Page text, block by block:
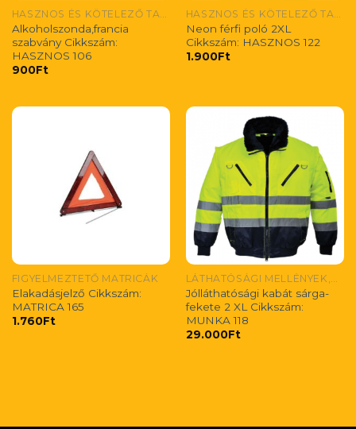
HASZNOS ÉS KÖTELEZŐ TARTOZÉKOK/ NÜTZLICHES UND OBLIGATORISDUS ZUBEHÖR/ USEFUL AND MONDATORY ACCESORIES
Alkoholszonda,francia
szabvány Cikkszám:
HASZNOS 106
900Ft
HASZNOS ÉS KÖTELEZŐ TARTOZÉKOK/ NÜTZLICHES UND OBLIGATORISDUS ZUBEHÖR/ USEFUL AND MONDATORY ACCESORIES
Neon férfi poló 2XL
Cikkszám: HASZNOS 122
1.900Ft
FIGYELMEZTETŐ MATRICÁK
Elakadásjelző Cikkszám:
MATRICA 165
1.760Ft
Jólláthatósági kabát sárga-
fekete 2 XL Cikkszám:
MUNKA 118
29.000Ft